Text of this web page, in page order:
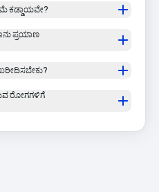
ಕಡ್ಡಾಯವೇ?
ಪ್ರಯಾಣ
ರೋಗಗಳಿಗೆ